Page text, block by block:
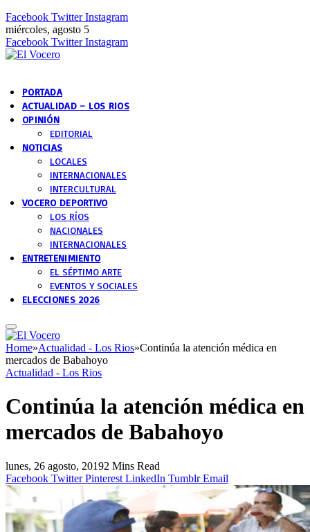
Facebook Twitter Instagram
miércoles, agosto 5
Facebook Twitter Instagram
PORTADA
ACTUALIDAD – LOS RIOS
OPINIÓN
EDITORIAL
NOTICIAS
LOCALES
INTERNACIONALES
INTERCULTURAL
VOCERO DEPORTIVO
LOS RÍOS
NACIONALES
INTERNACIONALES
ENTRETENIMIENTO
EL SÉPTIMO ARTE
EVENTOS Y SOCIALES
ELECCIONES 2026
Home»Actualidad - Los Rios»Continúa la atención médica en
mercados de Babahoyo
Actualidad - Los Rios
Continúa la atención médica en
mercados de Babahoyo
lunes, 26 agosto, 20192 Mins Read
Facebook Twitter Pinterest LinkedIn Tumblr Email